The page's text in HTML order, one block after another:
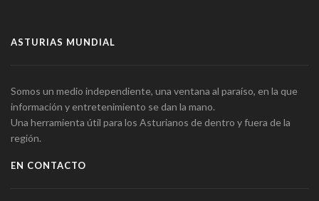
ASTURIAS MUNDIAL
Somos un medio independiente, una ventana al paraíso, en la que
información y entretenimiento se dan la mano.
Una herramienta útil para los Asturianos de dentro y fuera de la
región.
EN CONTACTO